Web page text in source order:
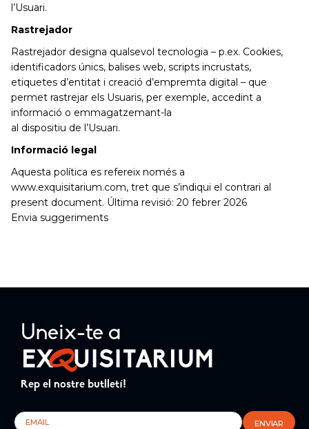
l’Usuari.
Rastrejador
Rastrejador designa qualsevol tecnologia – p.ex. Cookies,
identificadors únics, balises web, scripts incrustats,
etiquetes d’entitat i creació d’empremta digital – que
permet rastrejar els Usuaris, per exemple, accedint a
informació o emmagatzemant-la
al dispositiu de l’Usuari.
Informació legal
Aquesta política es refereix només a
www.exquisitarium.com, tret que s’indiqui el contrari al
present document. Última revisió: 20 febrer 2026
Envia suggeriments
Uneix-te a
Rep el nostre butlletí!